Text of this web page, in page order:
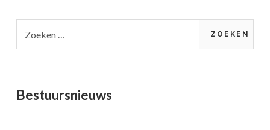
naar:
Bestuursnieuws